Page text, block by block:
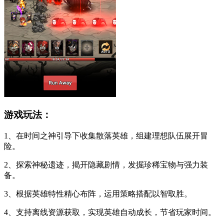
游戏玩法：
1、在时间之神引导下收集散落英雄，组建理想队伍展开冒
险。
2、探索神秘遗迹，揭开隐藏剧情，发掘珍稀宝物与强力装
备。
3、根据英雄特性精心布阵，运用策略搭配以智取胜。
4、支持离线资源获取，实现英雄自动成长，节省玩家时间。